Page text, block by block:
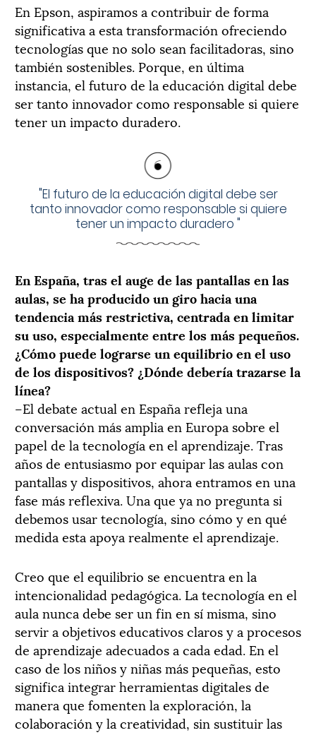
En Epson, aspiramos a contribuir de forma
significativa a esta transformación ofreciendo
tecnologías que no solo sean facilitadoras, sino
también sostenibles. Porque, en última
instancia, el futuro de la educación digital debe
ser tanto innovador como responsable si quiere
tener un impacto duradero.
"El futuro de la educación digital debe ser
tanto innovador como responsable si quiere
tener un impacto duradero "
En España, tras el auge de las pantallas en las
aulas, se ha producido un giro hacia una
tendencia más restrictiva, centrada en limitar
su uso, especialmente entre los más pequeños.
¿Cómo puede lograrse un equilibrio en el uso
de los dispositivos? ¿Dónde debería trazarse la
línea?
–El debate actual en España refleja una
conversación más amplia en Europa sobre el
papel de la tecnología en el aprendizaje. Tras
años de entusiasmo por equipar las aulas con
pantallas y dispositivos, ahora entramos en una
fase más reflexiva. Una que ya no pregunta si
debemos usar tecnología, sino cómo y en qué
medida esta apoya realmente el aprendizaje.
Creo que el equilibrio se encuentra en la
intencionalidad pedagógica. La tecnología en el
aula nunca debe ser un fin en sí misma, sino
servir a objetivos educativos claros y a procesos
de aprendizaje adecuados a cada edad. En el
caso de los niños y niñas más pequeñas, esto
significa integrar herramientas digitales de
manera que fomenten la exploración, la
colaboración y la creatividad, sin sustituir las